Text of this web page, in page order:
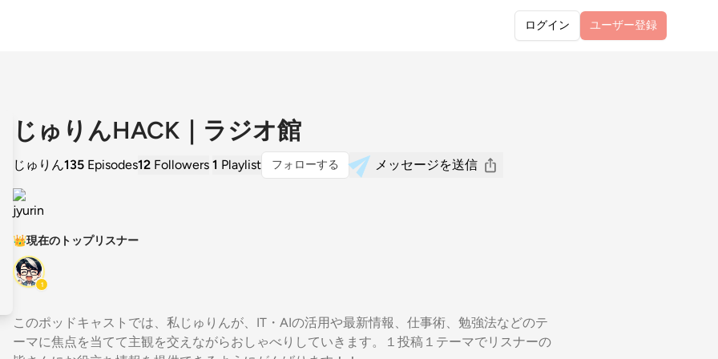
ログイン ユーザー登録
じゅりんHACK｜ラジオ館
じゅりん135 Episodes12 Followers 1 Playlist フォローする メッセージを送信
👑現在のトップリスナー
1
このポッドキャストでは、私じゅりんが、IT・AIの活用や最新情報、仕事術、勉強法などのテ
ーマに焦点を当てて主観を交えながらおしゃべりしていきます。１投稿１テーマでリスナーの